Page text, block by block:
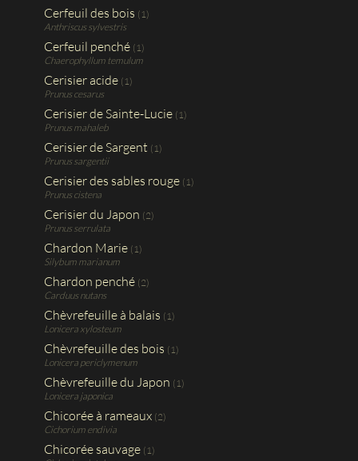
Cerfeuil des bois (1)
Anthriscus sylvestris
Cerfeuil penché (1)
Chaerophyllum temulum
Cerisier acide (1)
Prunus cesarus
Cerisier de Sainte-Lucie (1)
Prunus mahaleb
Cerisier de Sargent (1)
Prunus sargentii
Cerisier des sables rouge (1)
Prunus cistena
Cerisier du Japon (2)
Prunus serrulata
Chardon Marie (1)
Silybum marianum
Chardon penché (2)
Carduus nutans
Chèvrefeuille à balais (1)
Lonicera xylosteum
Chèvrefeuille des bois (1)
Lonicera periclymenum
Chèvrefeuille du Japon (1)
Lonicera japonica
Chicorée à rameaux (2)
Cichorium endivia
Chicorée sauvage (1)